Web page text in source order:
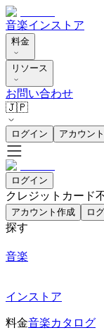
音楽インストア
料金
リソース
お問い合わせ
🇯🇵
ログイン アカウン
ログイン
クレジットカード
アカウント作成 ロ
探す
音楽
インストア
料金音楽カタログ